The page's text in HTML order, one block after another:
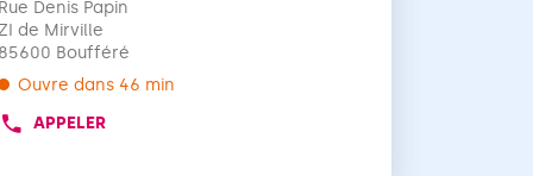
POINT
DE
VENTE
VM
LONGEVILLE
vente
:
Rue Denis Papin
de Mirville
85600 Boufféré
Ouvre dans 46 min
APPELER
AFFICHER